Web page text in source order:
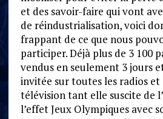
et des savoir-faire qui vont
de réindustrialisation, voici
frappant de ce que nous
participer. Déjà plus de 3 100
vendus en seulement 3 jours
invitée sur toutes les radios et
télévision tant elle suscite de
l’effet Jeux Olympiques avec